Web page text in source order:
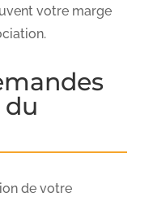
votre marge
du
de votre